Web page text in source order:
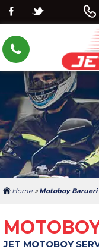
Home » Motoboy Barueri
JET MOTOBOY